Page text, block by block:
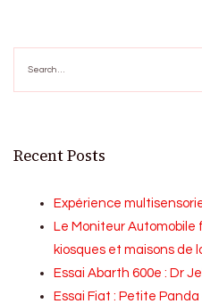
for:
Recent Posts
Expérience
Le Moniteur
kiosques et maisons de
Essai Abarth 600e : Dr
Essai Fiat : Petite